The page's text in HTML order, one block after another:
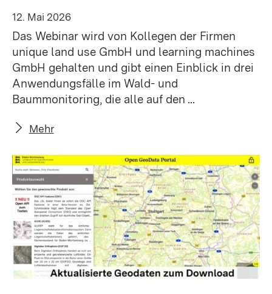
12. Mai 2026
Das Webinar wird von Kollegen der Firmen
unique land use GmbH und learning machines
GmbH gehalten und gibt einen Einblick in drei
Anwendungsfälle im Wald- und
Baummonitoring, die alle auf den ...
Mehr